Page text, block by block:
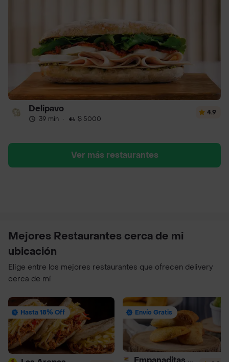
Delipavo
39 min · $ 5000
4.9
Ver más restaurantes
Mejores Restaurantes cerca de mi
ubicación
Elige entre los mejores restaurantes que ofrecen delivery
cerca de mí
Hasta 18% Off Envío Gratis